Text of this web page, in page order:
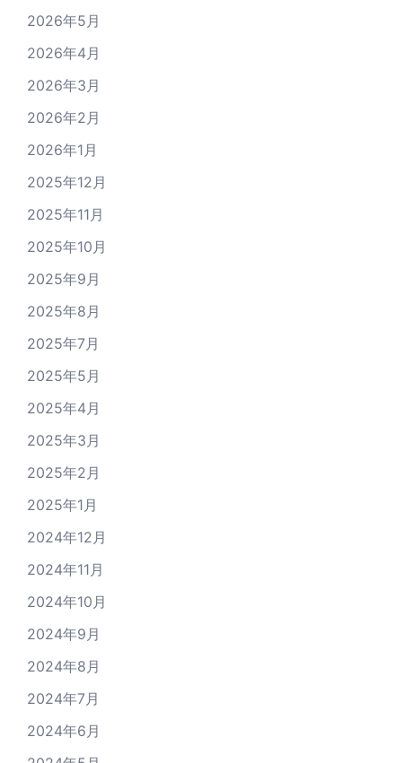
2026年5月
2026年4月
2026年3月
2026年2月
2026年1月
2025年12月
2025年11月
2025年10月
2025年9月
2025年8月
2025年7月
2025年5月
2025年4月
2025年3月
2025年2月
2025年1月
2024年12月
2024年11月
2024年10月
2024年9月
2024年8月
2024年7月
2024年6月